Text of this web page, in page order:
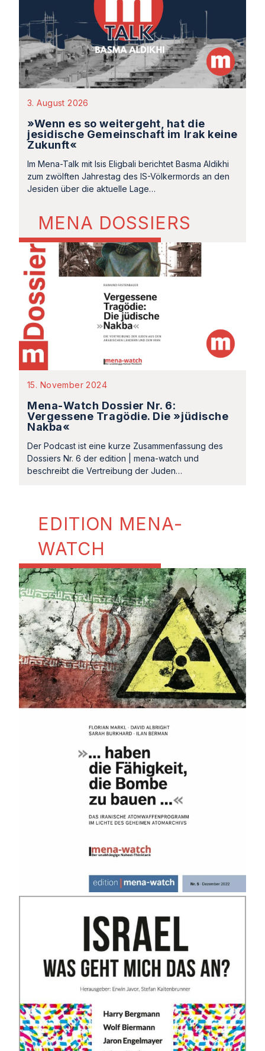
3. August 2026
»Wenn es so weitergeht, hat die
jesidische Gemeinschaft im Irak keine
Zukunft«
Im Mena-Talk mit Isis Eligbali berichtet Basma Aldikhi
zum zwölften Jahrestag des IS-Völkermords an den
Jesiden über die aktuelle Lage…
MENA DOSSIERS
15. November 2024
Mena-Watch Dossier Nr. 6:
Vergessene Tragödie. Die »jüdische
Nakba«
Der Podcast ist eine kurze Zusammenfassung des
Dossiers Nr. 6 der edition | mena-watch und
beschreibt die Vertreibung der Juden…
EDITION MENA-
WATCH